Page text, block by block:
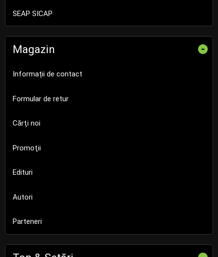
SEAP SICAP
Magazin -
Informații de contact
Formular de retur
Cărţi noi
Promoţii
Edituri
Autori
Parteneri